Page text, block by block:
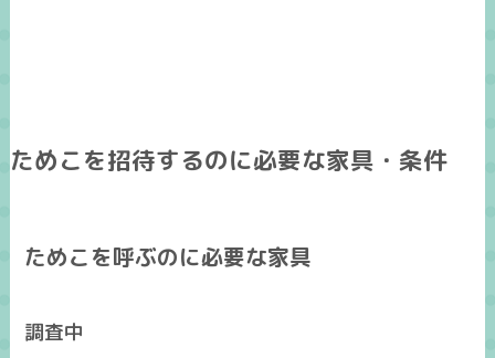
ためこを招待するのに必要な家具・条件
ためこを呼ぶのに必要な家具
調査中